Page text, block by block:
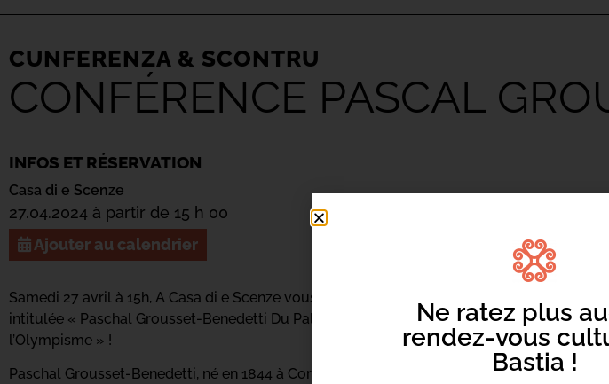
CUNFERENZA & SCONTRU
CONFÉRENCE PASCAL
INFOS ET RÉSERVATION
Casa di e Scenze
27.04.2024 à partir de 15 h 00
Ajouter au calendrier
Samedi 27 avril à 15h, A Casa di e Scenze vous propose d’assister à une conférence par
intitulée « Paschal Grousset-Benedetti Du Palazzu Naziunale au Palais Bourbon, de Jules
l’Olympisme » !
Paschal Grousset-Benedetti, né en 1844 à Corte en Corse, fut un personnage clé dans
Ne ratez plus
rendez-vous
Bastia !